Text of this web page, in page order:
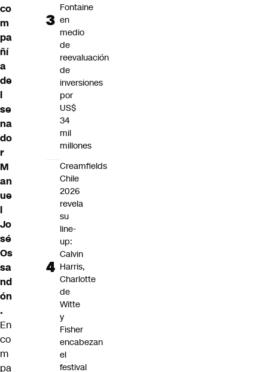
co
m
pa
ñí
a
de
l
se
na
do
r
M
an
ue
l
Jo
sé
Os
sa
nd
ón
.
En
co
m
pa
Fontaine
en
medio
de
reevaluación
de
inversiones
por
US$
34
mil
millones
Creamfields
Chile
2026
revela
su
line-
up:
Calvin
Harris,
Charlotte
de
Witte
y
Fisher
encabezan
el
festival